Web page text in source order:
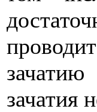
зачатия